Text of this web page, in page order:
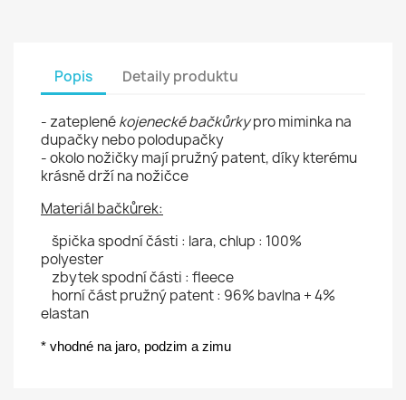
Popis Detaily produktu
- zateplenékojenecké bačkůrkypro miminka na
dupačky nebo polodupačky
- okolo nožičky mají pružný patent, díky kterému
krásně drží na nožičce
Materiál bačkůrek:
špička spodní části : lara, chlup : 100%
polyester
zbytek spodní části : fleece
horní část pružný patent : 96% bavlna + 4%
elastan
* vhodné na jaro, podzim a zimu